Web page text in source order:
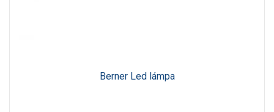
Berner Led lámpa